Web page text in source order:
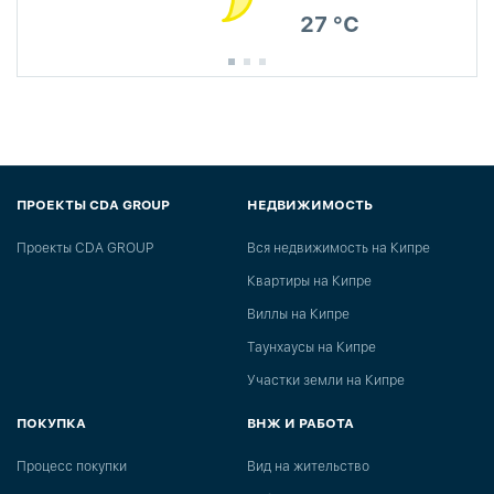
27 °C
ПРОЕКТЫ CDA GROUP
Проекты CDA GROUP
НЕДВИЖИМОСТЬ
Вся недвижимость на Кипре
Квартиры на Кипре
Виллы на Кипре
Таунхаусы на Кипре
Участки земли на Кипре
ПОКУПКА
Процесс покупки
ВНЖ И РАБОТА
Вид на жительство